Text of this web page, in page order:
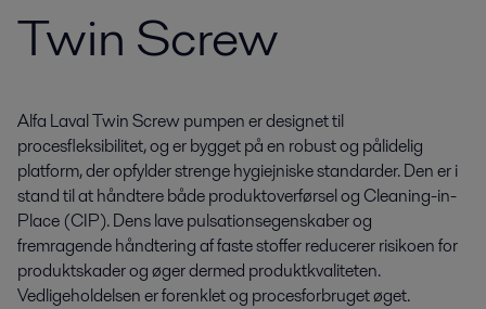
Twin Screw
Alfa Laval Twin Screw pumpen er designet til
procesfleksibilitet, og er bygget på en robust og pålidelig
platform, der opfylder strenge hygiejniske standarder. Den er i
stand til at håndtere både produktoverførsel og Cleaning-in-
Place (CIP). Dens lave pulsationsegenskaber og
fremragende håndtering af faste stoffer reducerer risikoen for
produktskader og øger dermed produktkvaliteten.
Vedligeholdelsen er forenklet og procesforbruget øget.